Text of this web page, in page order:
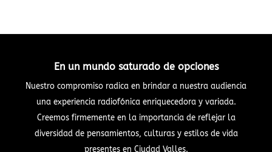
En un mundo saturado de opciones
Nuestro compromiso radica en brindar a nuestra audiencia
una experiencia radiofónica enriquecedora y variada.
Creemos firmemente en la importancia de reflejar la
diversidad de pensamientos, culturas y estilos de vida
presentes en Ciudad Valles.